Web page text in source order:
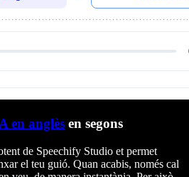
en anglès en segons
de Speechify Studio et permet
el teu guió. Quan acabis, només cal